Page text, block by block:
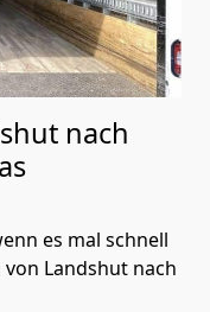
nach
es mal schnell
Landshut nach